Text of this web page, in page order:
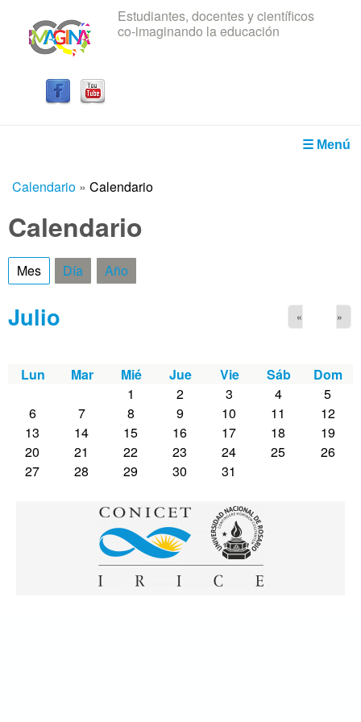
Pasar al contenido principal
IRICE
Estudiantes, docentes y científicos
co-imaginando la educación
☰ Menú
Usted está aquí
Calendario » Calendario
Calendario
Mes (solapa activa)
Día Año
Julio « »
Lun Mar Mié Jue Vie Sáb
Dom
1
2 3 4
5
6
7 8 9 10 11
12
13
14 15 16 17 18
19
20
21 22 23 24 25
26
27
28 29 30 31